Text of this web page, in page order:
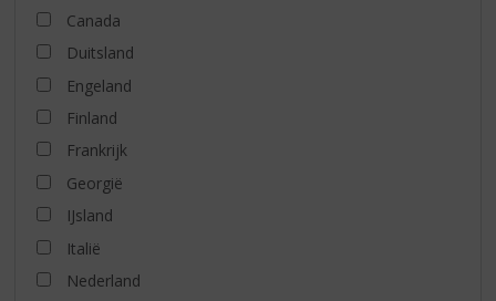
Canada
Duitsland
Engeland
Finland
Frankrijk
Georgië
IJsland
Italië
Nederland